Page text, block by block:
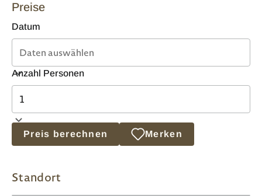
Preise
Datum
Anzahl Personen
Preis berechnen Merken
Standort